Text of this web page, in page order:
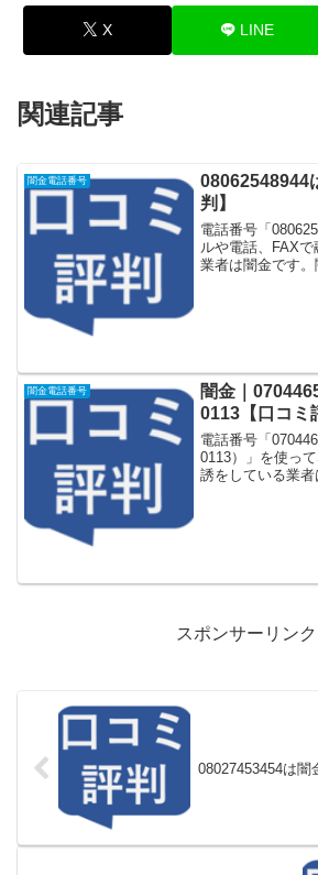
X LINE
関連記事
闇金電話番号
08062548944
判】
電話番号「
ルや電話、FAX
業者は闇金です
闇金電話番号
闇金｜
0113【口コミ
電話番号「
0113）」を使っ
誘をしている業者
スポンサーリンク
08027453454は闇